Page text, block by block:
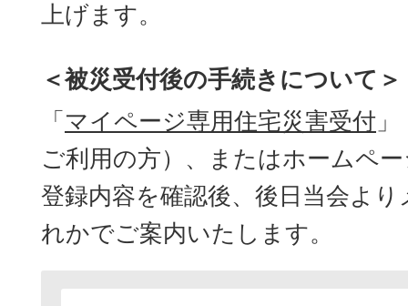
上げます。
＜被災受付後の手続きについて＞
「 マイページ専用住宅災害受付
ご利用の方）、またはホームペ
登録内容を確認後、後日当会よ
れかでご案内いたします。